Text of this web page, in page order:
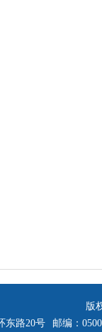
版
东路20号
邮编：